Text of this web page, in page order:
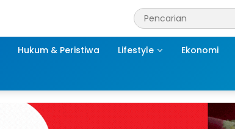
Hukum & Peristiwa Lifestyle Ekonomi